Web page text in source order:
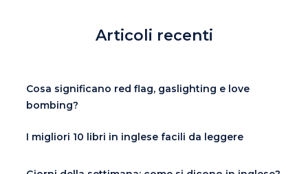
Articoli recenti
Cosa significano red flag, gaslighting e love
bombing?
I migliori 10 libri in inglese facili da leggere